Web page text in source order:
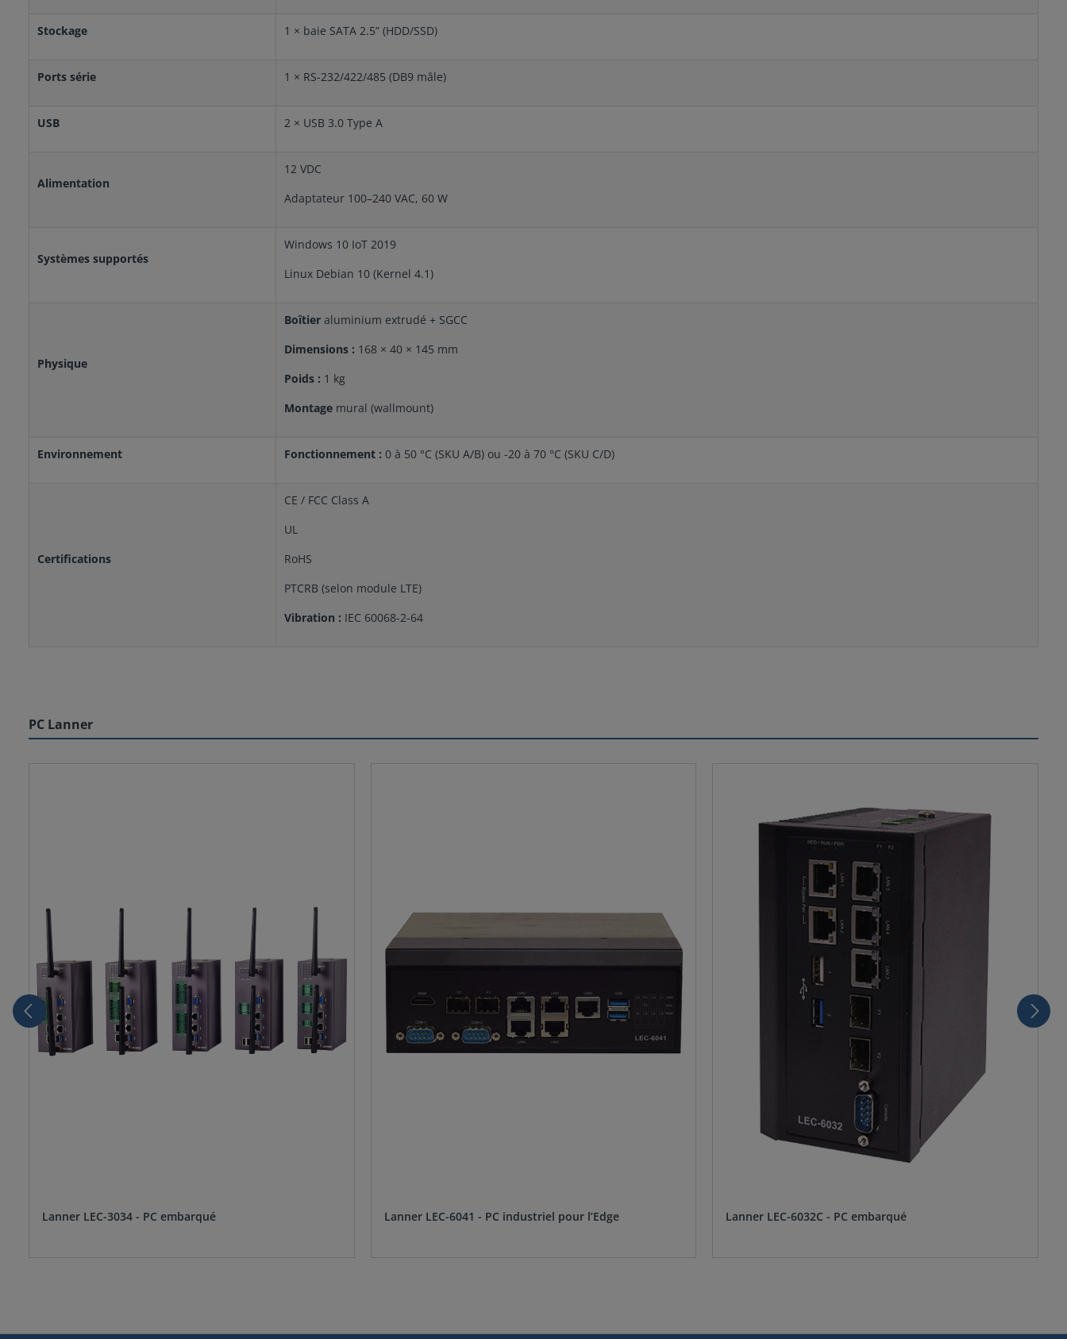
Stockage 1 × baie SATA 2.5” (HDD/SSD)
Ports série 1 × RS-232/422/485 (DB9 mâle)
USB 2 × USB 3.0 Type A
Alimentation
12 VDC
Adaptateur 100–240 VAC, 60 W
Systèmes supportés
Windows 10 IoT 2019
Linux Debian 10 (Kernel 4.1)
Physique
Boîtier aluminium extrudé + SGCC
Dimensions : 168 × 40 × 145 mm
Poids : 1 kg
Montage mural (wallmount)
Environnement Fonctionnement : 0 à 50 °C (SKU A/B) ou -20 à 70 °C (SKU C/D)
Certifications
CE / FCC Class A
UL
RoHS
PTCRB (selon module LTE)
Vibration : IEC 60068-2-64
PC Lanner
Lanner LEC-3034 - PC embarqué Lanner LEC-6041 - PC industriel pour l’Edge Lanner LEC-6032C - PC embarqué